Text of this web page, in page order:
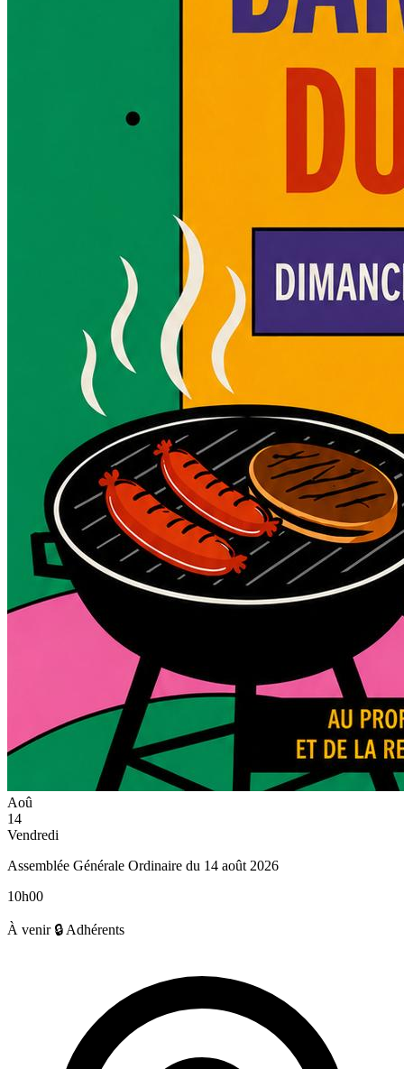
Aoû
14
Vendredi
Assemblée Générale Ordinaire du 14 août 2026
10h00
À venir 🔒 Adhérents